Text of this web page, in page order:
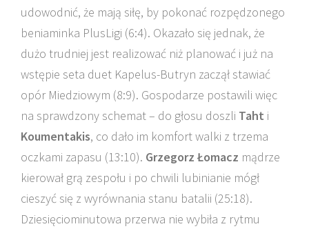
udowodnić, że mają siłę, by pokonać rozpędzonego
beniaminka PlusLigi (6:4). Okazało się jednak, że
dużo trudniej jest realizować niż planować i już na
wstępie seta duet Kapelus-Butryn zaczął stawiać
opór Miedziowym (8:9). Gospodarze postawili więc
na sprawdzony schemat – do głosu doszli Taht i
Koumentakis, co dało im komfort walki z trzema
oczkami zapasu (13:10). Grzegorz Łomacz mądrze
kierował grą zespołu i po chwili lubinianie mógł
cieszyć się z wyrównania stanu batalii (25:18).
Dziesięciominutowa przerwa nie wybiła z rytmu